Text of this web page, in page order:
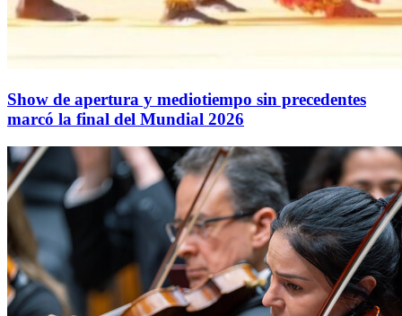
Show de apertura y mediotiempo sin precedentes
marcó la final del Mundial 2026